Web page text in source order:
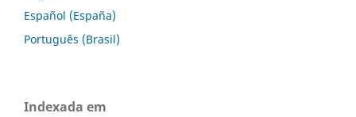
Español (España)
Português (Brasil)
Indexada em